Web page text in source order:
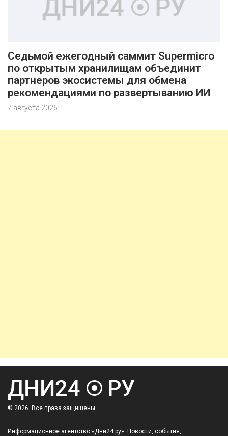
Седьмой ежегодный саммит Supermicro
по открытым хранилищам объединит
партнеров экосистемы для обмена
рекомендациями по развертыванию ИИ
7 августа 2026
© 2026. Все права защищены.
Информационное агентство «Дни24.ру». Новости, события,